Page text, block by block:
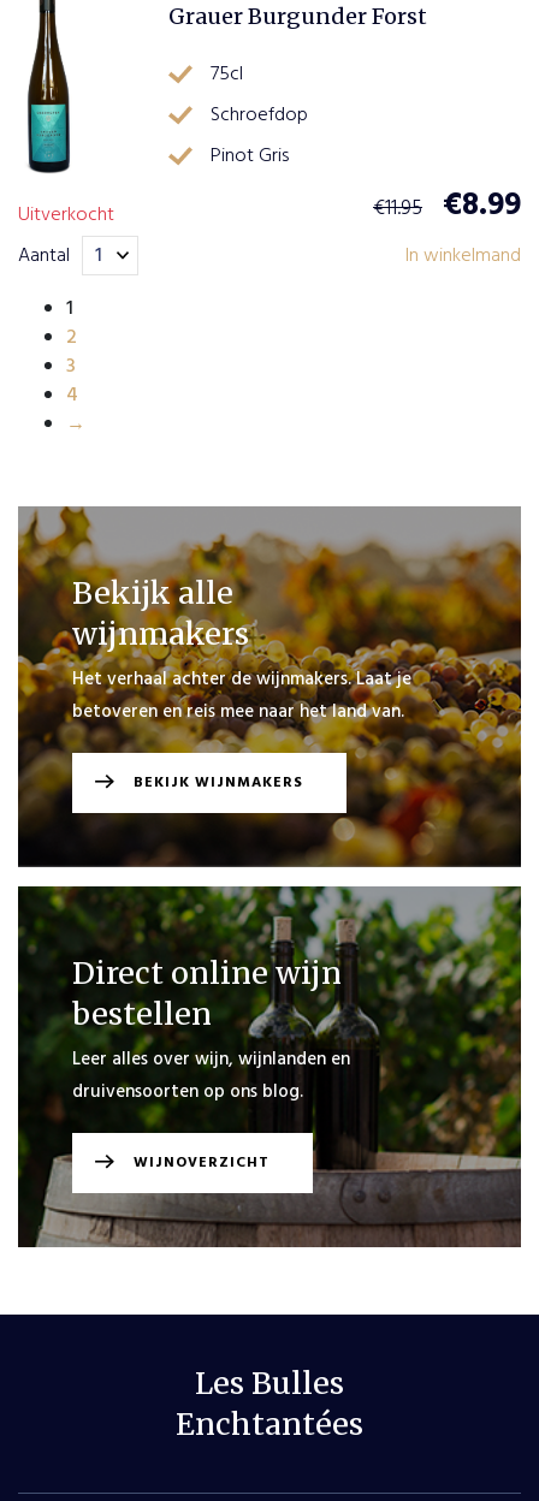
Grauer Burgunder Forst
75cl
Schroefdop
Pinot Gris
Uitverkocht
€11.95 €8.99
Aantal
In winkelmand
1
2
3
4
→
Bekijk alle
wijnmakers
Het verhaal achter de wijnmakers. Laat je
betoveren en reis mee naar het land van.
BEKIJK WIJNMAKERS
Direct online wijn
bestellen
Leer alles over wijn, wijnlanden en
druivensoorten op ons blog.
WIJNOVERZICHT
Les Bulles
Enchtantées